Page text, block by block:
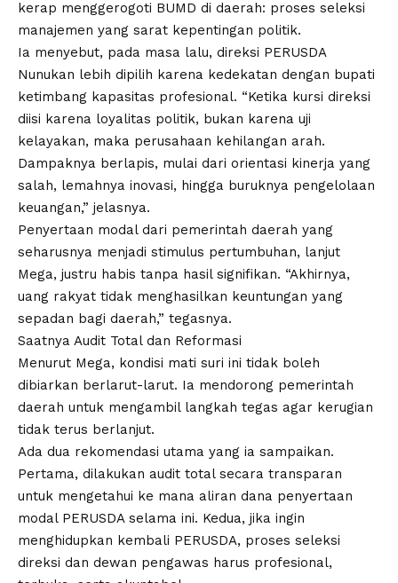
kerap menggerogoti BUMD di daerah: proses seleksi
manajemen yang sarat kepentingan politik.
Ia menyebut, pada masa lalu, direksi PERUSDA
Nunukan lebih dipilih karena kedekatan dengan bupati
ketimbang kapasitas profesional. “Ketika kursi direksi
diisi karena loyalitas politik, bukan karena uji
kelayakan, maka perusahaan kehilangan arah.
Dampaknya berlapis, mulai dari orientasi kinerja yang
salah, lemahnya inovasi, hingga buruknya pengelolaan
keuangan,” jelasnya.
Penyertaan modal dari pemerintah daerah yang
seharusnya menjadi stimulus pertumbuhan, lanjut
Mega, justru habis tanpa hasil signifikan. “Akhirnya,
uang rakyat tidak menghasilkan keuntungan yang
sepadan bagi daerah,” tegasnya.
Saatnya Audit Total dan Reformasi
Menurut Mega, kondisi mati suri ini tidak boleh
dibiarkan berlarut-larut. Ia mendorong pemerintah
daerah untuk mengambil langkah tegas agar kerugian
tidak terus berlanjut.
Ada dua rekomendasi utama yang ia sampaikan.
Pertama, dilakukan audit total secara transparan
untuk mengetahui ke mana aliran dana penyertaan
modal PERUSDA selama ini. Kedua, jika ingin
menghidupkan kembali PERUSDA, proses seleksi
direksi dan dewan pengawas harus profesional,